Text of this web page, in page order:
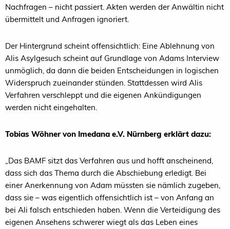
Nachfragen – nicht passiert. Akten werden der Anwältin nicht
übermittelt und Anfragen ignoriert.
Der Hintergrund scheint offensichtlich: Eine Ablehnung von
Alis Asylgesuch scheint auf Grundlage von Adams Interview
unmöglich, da dann die beiden Entscheidungen in logischen
Widerspruch zueinander stünden. Stattdessen wird Alis
Verfahren verschleppt und die eigenen Ankündigungen
werden nicht eingehalten.
Tobias Wöhner von Imedana e.V. Nürnberg erklärt dazu:
„Das BAMF sitzt das Verfahren aus und hofft anscheinend,
dass sich das Thema durch die Abschiebung erledigt. Bei
einer Anerkennung von Adam müssten sie nämlich zugeben,
dass sie – was eigentlich offensichtlich ist – von Anfang an
bei Ali falsch entschieden haben. Wenn die Verteidigung des
eigenen Ansehens schwerer wiegt als das Leben eines